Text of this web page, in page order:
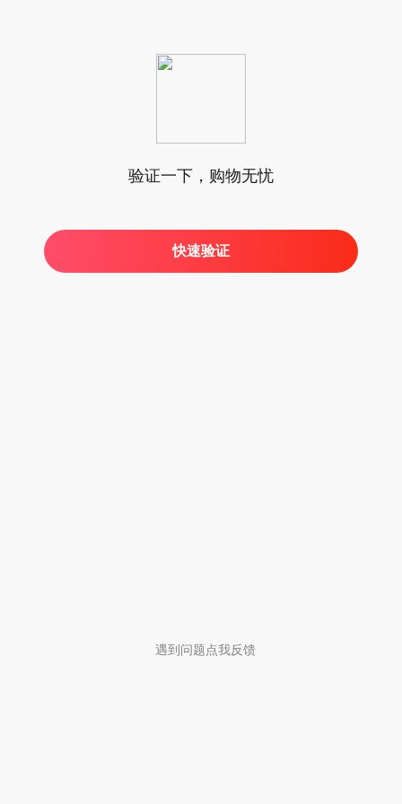
验证一下，购物无忧
快速验证
遇到问题点我反馈